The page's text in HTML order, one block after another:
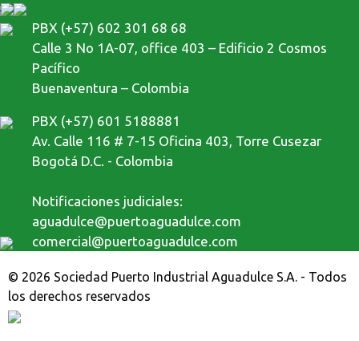
PBX (+57) 602 301 68 68
Calle 3 No 1A-07, office 403 – Edificio 2 Cosmos
Pacífico
Buenaventura – Colombia
PBX (+57) 601 5188881
Av. Calle 116 # 7-15 Oficina 403, Torre Cusezar
Bogotá D.C. - Colombia
Notificaciones judiciales:
aguadulce@puertoaguadulce.com
comercial@puertoaguadulce.com
© 2026 Sociedad Puerto Industrial Aguadulce S.A. - Todos
los derechos reservados